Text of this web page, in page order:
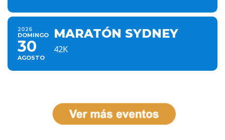
2026
DOMINGO
30
AGOSTO
MARATÓN SYDNEY
42K